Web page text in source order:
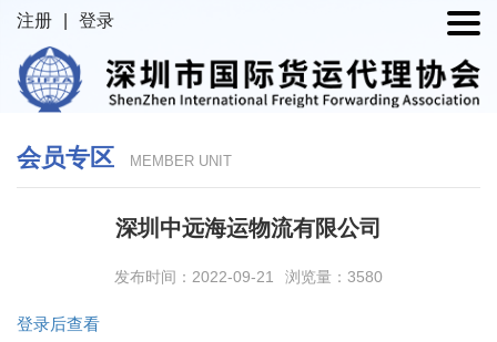
注册 登录
会员专区 MEMBER UNIT
深圳中远海运物流有限公司
发布时间：2022-09-21 浏览量：3580
登录后查看